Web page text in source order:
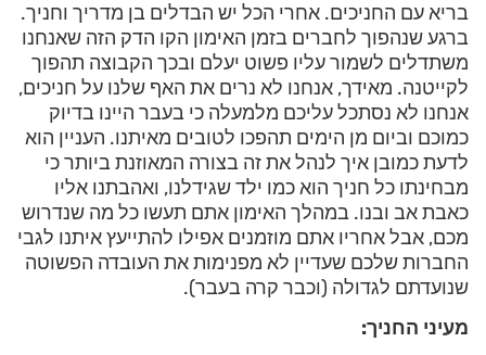
בריא עם החניכים. אחרי הכל יש הבדלים בן מדריך וחניך.
ברגע שנהפוך לחברים בזמן האימון הקו הדק הזה שאנחנו
משתדלים לשמור עליו פשוט יעלם ובכך הקבוצה תהפוך
לקייטנה. מאידך, אנחנו לא נרים את האף שלנו על חניכים,
אנחנו לא נסתכל עליכם מלמעלה כי בעבר היינו בדיוק
כמוכם וביום מן הימים תהפכו לטובים מאיתנו. העניין הוא
לדעת כמובן איך לנהל את זה בצורה המאוזנת ביותר כי
מבחינתו כל חניך הוא כמו ילד שגידלנו, ואהבתנו אליו
כאבת אב ובנו. במהלך האימון אתם תעשו כל מה שנדרוש
מכם, אבל אחריו אתם מוזמנים אפילו להתייעץ איתנו לגבי
החברות שלכם שעדיין לא מפנימות את העובדה הפשוטה
שנועדתם לגדולה (וכבר קרה בעבר).
מעיני החניך: